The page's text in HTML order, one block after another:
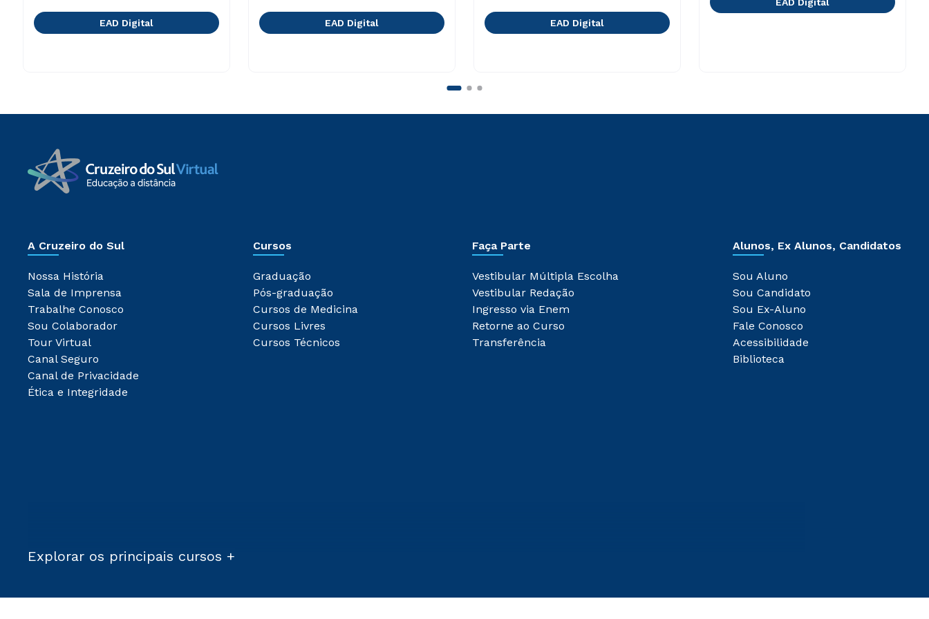
EAD Digital EAD Digital EAD Digital
A Cruzeiro do Sul
Nossa História
Sala de Imprensa
Trabalhe Conosco
Sou Colaborador
Tour Virtual
Canal Seguro
Canal de Privacidade
Ética e Integridade
Cursos
Graduação
Pós-graduação
Cursos de Medicina
Cursos Livres
Cursos Técnicos
Faça Parte
Vestibular Múltipla Escolha
Vestibular Redação
Ingresso via Enem
Retorne ao Curso
Transferência
Alunos, Ex Alunos, Candidatos
Sou Aluno
Sou Candidato
Sou Ex-Aluno
Fale Conosco
Acessibilidade
Biblioteca
Explorar os principais cursos +